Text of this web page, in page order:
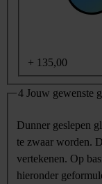
+ 135,00
4 Jouw gewenste
Dunner geslepen
te zwaar worden.
vertekenen. Op
hieronder